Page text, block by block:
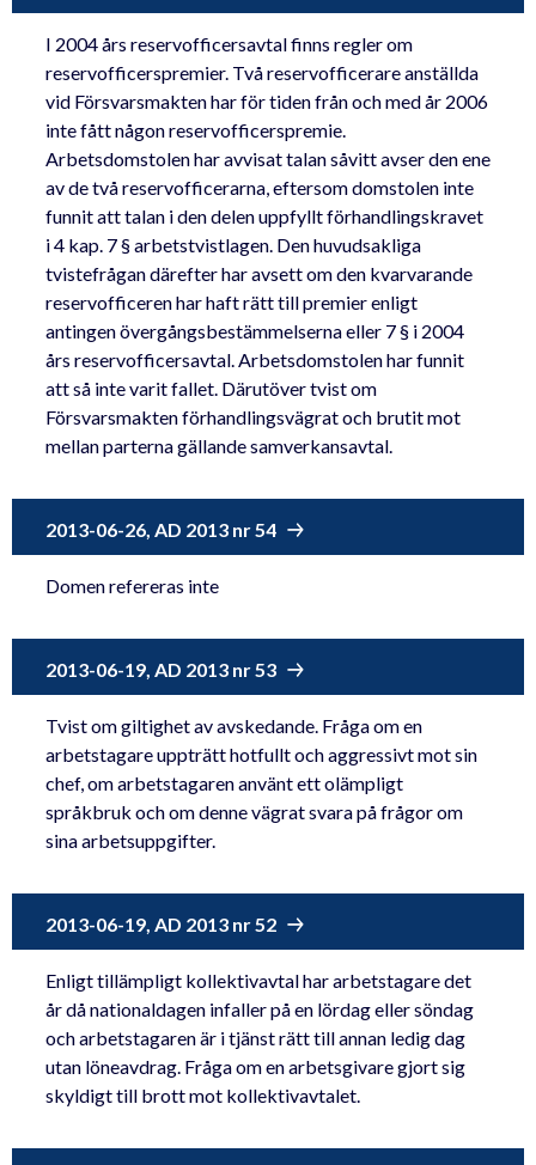
I 2004 års reservofficersavtal finns regler om
reservofficerspremier. Två reservofficerare anställda
vid Försvarsmakten har för tiden från och med år 2006
inte fått någon reservofficerspremie.
Arbetsdomstolen har avvisat talan såvitt avser den ene
av de två reservofficerarna, eftersom domstolen inte
funnit att talan i den delen uppfyllt förhandlingskravet
i 4 kap. 7 § arbetstvistlagen. Den huvudsakliga
tvistefrågan därefter har avsett om den kvarvarande
reservofficeren har haft rätt till premier enligt
antingen övergångsbestämmelserna eller 7 § i 2004
års reservofficersavtal. Arbetsdomstolen har funnit
att så inte varit fallet. Därutöver tvist om
Försvarsmakten förhandlingsvägrat och brutit mot
mellan parterna gällande samverkansavtal.
2013-06-26, AD 2013 nr 54
Domen refereras inte
2013-06-19, AD 2013 nr 53
Tvist om giltighet av avskedande. Fråga om en
arbetstagare uppträtt hotfullt och aggressivt mot sin
chef, om arbetstagaren använt ett olämpligt
språkbruk och om denne vägrat svara på frågor om
sina arbetsuppgifter.
2013-06-19, AD 2013 nr 52
Enligt tillämpligt kollektivavtal har arbetstagare det
år då nationaldagen infaller på en lördag eller söndag
och arbetstagaren är i tjänst rätt till annan ledig dag
utan löneavdrag. Fråga om en arbetsgivare gjort sig
skyldigt till brott mot kollektivavtalet.